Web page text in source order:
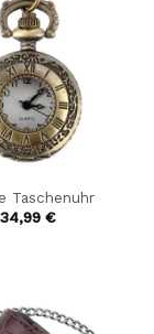
Taschenuhr
34,99 €